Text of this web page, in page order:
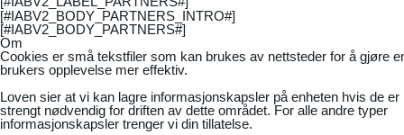
[#IABV2_BODY_PARTNERS_INTRO#]
[#IABV2_BODY_PARTNERS#]
Om
Cookies er små tekstfiler som kan brukes av nettsteder for å gjøre
brukers opplevelse mer effektiv.
Loven sier at vi kan lagre informasjonskapsler på enheten hvis de er
strengt nødvendig for driften av dette området. For alle andre typer
informasjonskapsler trenger vi din tillatelse.